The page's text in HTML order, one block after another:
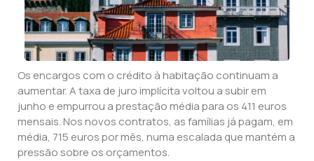
Os encargos com o crédito à habitação continuam a
aumentar. A taxa de juro implícita voltou a subir em
junho e empurrou a prestação média para os 411 euros
mensais. Nos novos contratos, as famílias já pagam, em
média, 715 euros por mês, numa escalada que mantém a
pressão sobre os orçamentos.